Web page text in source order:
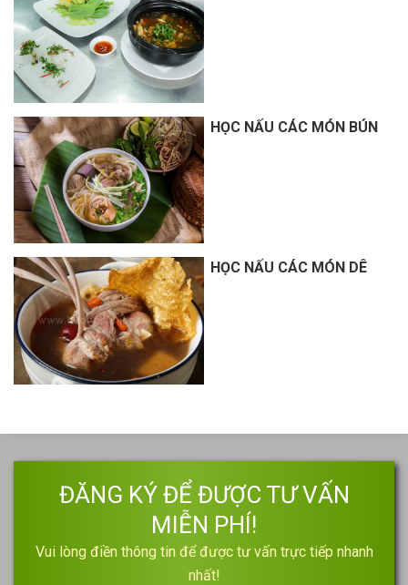
HỌC NẤU CÁC MÓN BÚN
HỌC NẤU CÁC MÓN DÊ
ĐĂNG KÝ ĐỂ ĐƯỢC TƯ VẤN
MIỄN PHÍ!
Vui lòng điền thông tin để được tư vấn trực tiếp nhanh
nhất!